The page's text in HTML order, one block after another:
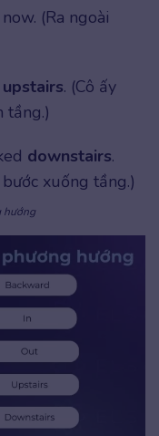
now. (Ra ngoài
upstairs. (Cô ấy
tầng.)
downstairs.
xuống tầng.)
hướng